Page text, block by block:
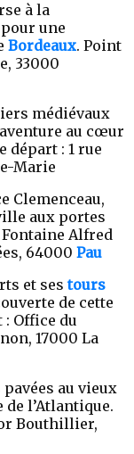
à la
une
Bordeaux. Point
33000
médiévaux
au cœur
départ : 1 rue
Marie
Clemenceau,
aux portes
Fontaine Alfred
64000 Pau
et sestours
de cette
Office du
17000 La
au vieux
l’Atlantique.
Bouthillier,